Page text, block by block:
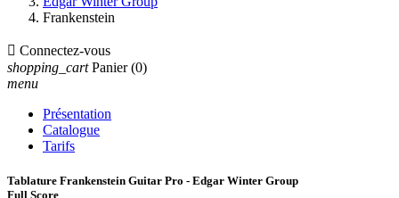
Frankenstein
 Connectez-vous
shopping_cart Panier (0)
menu
Présentation
Catalogue
Tarifs
Tablature Frankenstein Guitar Pro - Edgar Winter Group
Full Score